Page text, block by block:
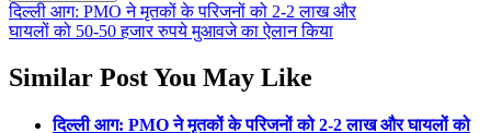
दिल्ली आग: PMO ने मृतकों के परिजनों को 2-2 लाख और
घायलों को 50-50 हजार रुपये मुआवजे का ऐलान किया
Similar Post You May Like
दिल्ली आग: PMO ने मृतकों के परिजनों को 2-2 लाख और घायलों को